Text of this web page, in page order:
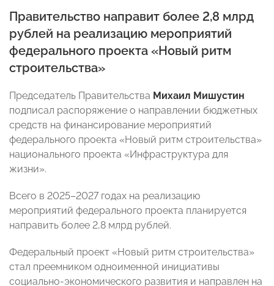
Правительство направит более 2,8 млрд
рублей на реализацию мероприятий
федерального проекта «Новый ритм
строительства»
Председатель Правительства Михаил Мишустин
подписал распоряжение о направлении бюджетных
средств на финансирование мероприятий
федерального проекта «Новый ритм строительства»
национального проекта «Инфраструктура для
жизни».
Всего в 2025–2027 годах на реализацию
мероприятий федерального проекта планируется
направить более 2,8 млрд рублей.
Федеральный проект «Новый ритм строительства»
стал преемником одноименной инициативы
социально-экономического развития и направлен на